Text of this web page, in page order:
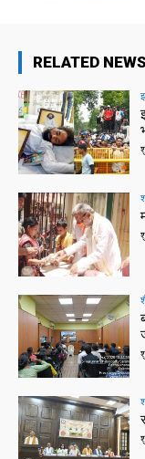
RELATED NEWS